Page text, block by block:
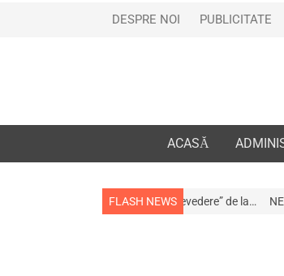
DESPRE NOI PUBLICITATE
ACASĂ
FLASH NEWS
apropiații „la revedere” de la… NEWS ALERT! A